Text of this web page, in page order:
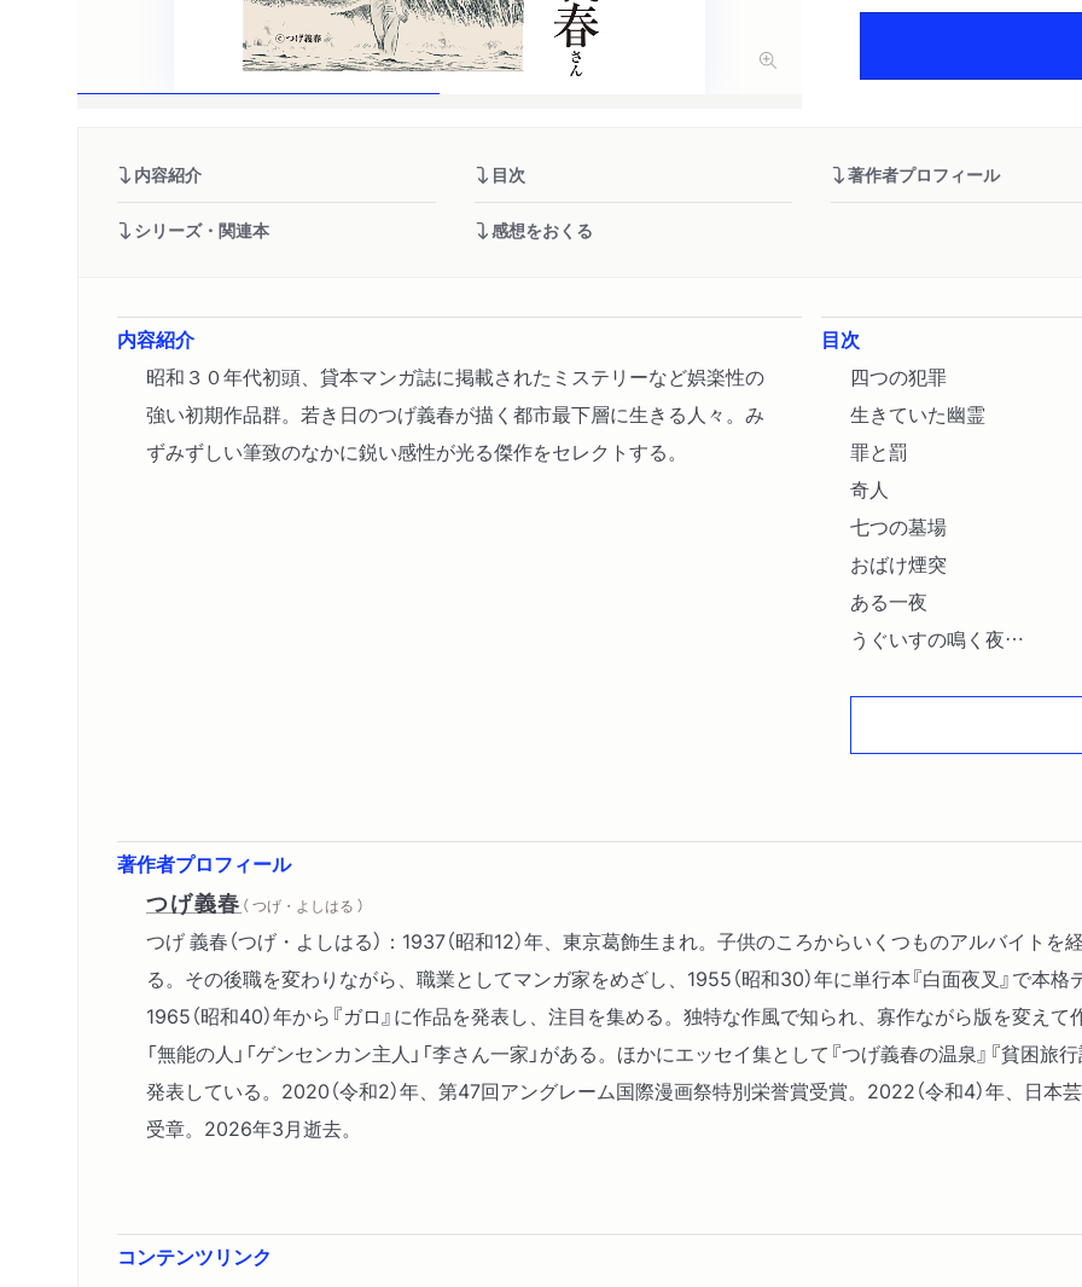
内容紹介 目次 著作者プロフィール
シリーズ・関連本 感想をおくる
内容紹介
昭和３０年代初頭、貸本マンガ誌に掲載されたミステリーなど娯楽性の
強い初期作品群。若き日のつげ義春が描く都市最下層に生きる人々。み
ずみずしい筆致のなかに鋭い感性が光る傑作をセレクトする。
目次
四つの犯罪
生きていた幽霊
罪と罰
奇人
七つの墓場
おばけ煙突
ある一夜
うぐいすの鳴く夜
四人の素人
著作者プロフィール
つげ義春 （ つげ・よしはる ）
つげ 義春（つげ・よしはる）：1937（昭和12）年、東京葛飾生まれ。子供のころからいくつものアルバイト
る。その後職を変わりながら、職業としてマンガ家をめざし、1955（昭和30）年に単行本『白面夜叉』で本
1965（昭和40）年から『ガロ』に作品を発表し、注目を集める。独特な作風で知られ、寡作ながら版を変えて
「無能の人」「ゲンセンカン主人」「李さん一家」がある。ほかにエッセイ集として『つげ義春の温泉』『貧困旅
発表している。2020（令和2）年、第47回アングレーム国際漫画祭特別栄誉賞受賞。2022（令和4）年、日本
受章。2026年3月逝去。
コンテンツリンク